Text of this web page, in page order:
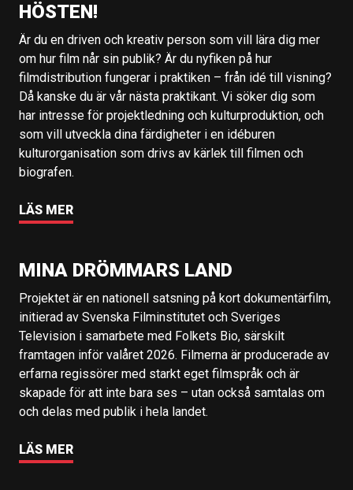
HÖSTEN!
Är du en driven och kreativ person som vill lära dig mer
om hur film når sin publik? Är du nyfiken på hur
filmdistribution fungerar i praktiken – från idé till visning?
Då kanske du är vår nästa praktikant. Vi söker dig som
har intresse för projektledning och kulturproduktion, och
som vill utveckla dina färdigheter i en idéburen
kulturorganisation som drivs av kärlek till filmen och
biografen.
LÄS MER
MINA DRÖMMARS LAND
Projektet är en nationell satsning på kort dokumentärfilm,
initierad av Svenska Filminstitutet och Sveriges
Television i samarbete med Folkets Bio, särskilt
framtagen inför valåret 2026. Filmerna är producerade av
erfarna regissörer med starkt eget filmspråk och är
skapade för att inte bara ses – utan också samtalas om
och delas med publik i hela landet.
LÄS MER